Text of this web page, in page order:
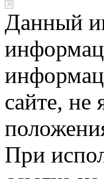
Данный
сайте, не
При